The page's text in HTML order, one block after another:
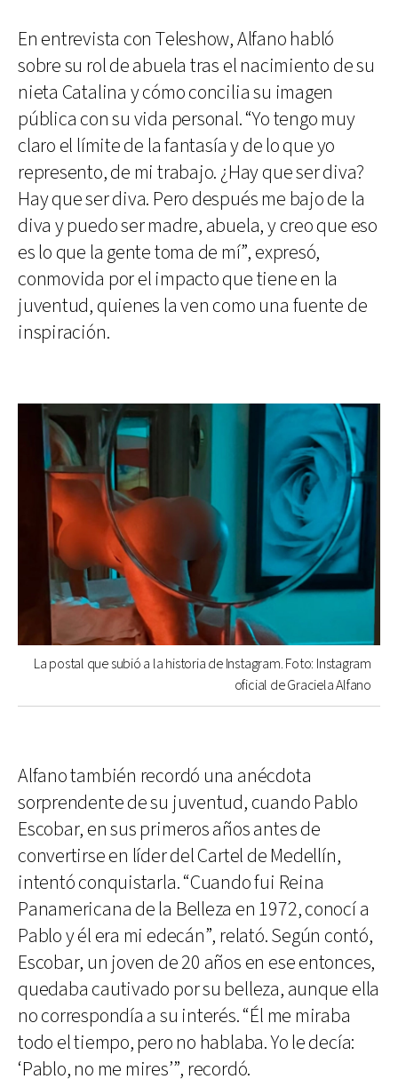
En entrevista con Teleshow, Alfano habló
sobre su rol de abuela tras el nacimiento de su
nieta Catalina y cómo concilia su imagen
pública con su vida personal. “Yo tengo muy
claro el límite de la fantasía y de lo que yo
represento, de mi trabajo. ¿Hay que ser diva?
Hay que ser diva. Pero después me bajo de la
diva y puedo ser madre, abuela, y creo que eso
es lo que la gente toma de mí”, expresó,
conmovida por el impacto que tiene en la
juventud, quienes la ven como una fuente de
inspiración.
La postal que subió a la historia de Instagram. Foto: Instagram
oficial de Graciela Alfano
Alfano también recordó una anécdota
sorprendente de su juventud, cuando Pablo
Escobar, en sus primeros años antes de
convertirse en líder del Cartel de Medellín,
intentó conquistarla. “Cuando fui Reina
Panamericana de la Belleza en 1972, conocí a
Pablo y él era mi edecán”, relató. Según contó,
Escobar, un joven de 20 años en ese entonces,
quedaba cautivado por su belleza, aunque ella
no correspondía a su interés. “Él me miraba
todo el tiempo, pero no hablaba. Yo le decía:
‘Pablo, no me mires’”, recordó.